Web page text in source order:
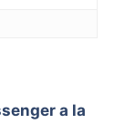
a la